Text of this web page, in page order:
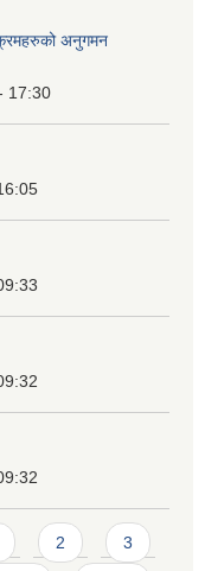
अनुगमन
17:30
2 3